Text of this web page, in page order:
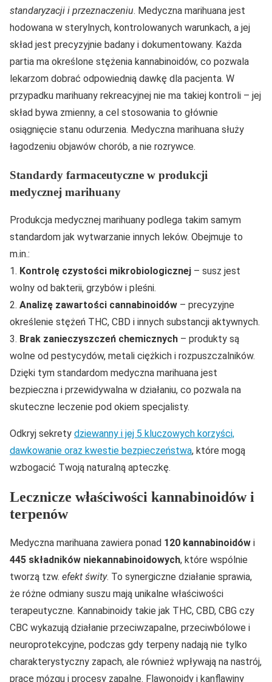
standaryzacji i przeznaczeniu. Medyczna marihuana jest
hodowana w sterylnych, kontrolowanych warunkach, a jej
skład jest precyzyjnie badany i dokumentowany. Każda
partia ma określone stężenia kannabinoidów, co pozwala
lekarzom dobrać odpowiednią dawkę dla pacjenta. W
przypadku marihuany rekreacyjnej nie ma takiej kontroli – jej
skład bywa zmienny, a cel stosowania to głównie
osiągnięcie stanu odurzenia. Medyczna marihuana służy
łagodzeniu objawów chorób, a nie rozrywce.
Standardy farmaceutyczne w produkcji
medycznej marihuany
Produkcja medycznej marihuany podlega takim samym
standardom jak wytwarzanie innych leków. Obejmuje to
m.in.:
1. Kontrolę czystości mikrobiologicznej – susz jest
wolny od bakterii, grzybów i pleśni.
2. Analizę zawartości cannabinoidów – precyzyjne
określenie stężeń THC, CBD i innych substancji aktywnych.
3. Brak zanieczyszczeń chemicznych – produkty są
wolne od pestycydów, metali ciężkich i rozpuszczalników.
Dzięki tym standardom medyczna marihuana jest
bezpieczna i przewidywalna w działaniu, co pozwala na
skuteczne leczenie pod okiem specjalisty.
Odkryj sekrety dziewanny i jej 5 kluczowych korzyści,
dawkowanie oraz kwestie bezpieczeństwa, które mogą
wzbogacić Twoją naturalną apteczkę.
Lecznicze właściwości kannabinoidów i
terpenów
Medyczna marihuana zawiera ponad 120 kannabinoidów i
445 składników niekannabinoidowych, które wspólnie
tworzą tzw. efekt świty. To synergiczne działanie sprawia,
że różne odmiany suszu mają unikalne właściwości
terapeutyczne. Kannabinoidy takie jak THC, CBD, CBG czy
CBC wykazują działanie przeciwzapalne, przeciwbólowe i
neuroprotekcyjne, podczas gdy terpeny nadają nie tylko
charakterystyczny zapach, ale również wpływają na nastrój,
pracę mózgu i procesy zapalne. Flawonoidy i kanflawiny